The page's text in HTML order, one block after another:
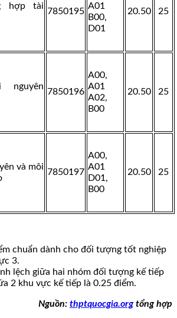
hợp tài
7850195
A01
B00,
D01
20.50 25
7850196
A00,
A01
A02,
B00
20.50 25
và môi
7850197
A00,
A01
D01,
B00
20.50 25
chuẩn dành cho đối tượng tốt nghiệp
3.
lệch giữa hai nhóm đối tượng kế tiếp
2 khu vực kế tiếp là 0.25 điểm.
Nguồn: thptquocgia.orgtổng hợp